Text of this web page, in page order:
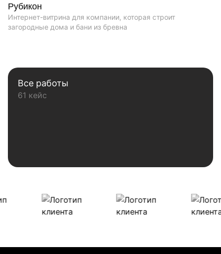
Рубикон
Интернет-витрина для компании, которая строит
загородные дома и бани из бревна
Все работы
61 кейс
Наши клиенты